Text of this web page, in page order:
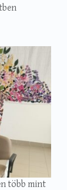
több mint